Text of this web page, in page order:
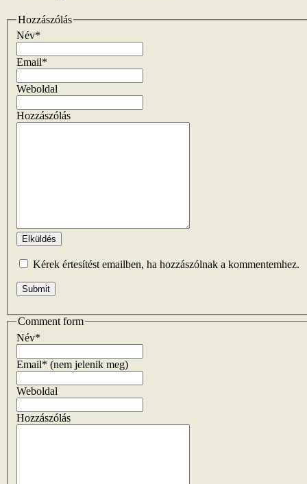
Hozzászólás
Név*
Email*
Weboldal
Hozzászólás
Elküldés
Kérek értesítést emailben, ha hozzászólnak a kommentemhez.
Comment form
Név*
Email* (nem jelenik meg)
Weboldal
Hozzászólás